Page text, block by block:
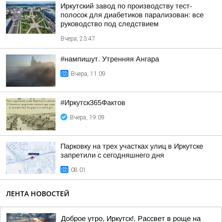
Иркутский завод по производству тест-
полосок для диабетиков парализован: все
руководство под следствием
Вчера, 23:47
#нампишут. Утренняя Ангара
Вчера, 11:09
#Иркутск365Фактов
Вчера, 19:09
Парковку на трех участках улиц в Иркутске
запретили с сегодняшнего дня
08:01
ЛЕНТА НОВОСТЕЙ
Доброе утро, Иркутск!. Рассвет в роще на